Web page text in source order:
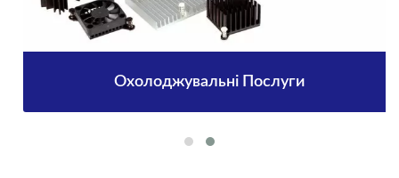
Охолоджувальні Послуги